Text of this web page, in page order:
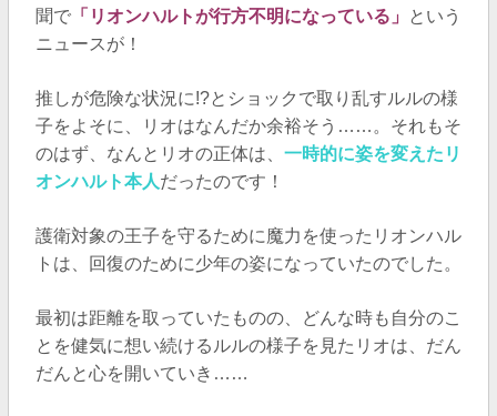
聞で「リオンハルトが行方不明になっている」
という
ニュースが！
推しが危険な状況に!?とショックで取り乱すルルの様
子をよそに、リオはなんだか余裕そう……。それもそ
のはず、なんとリオの正体は、 一時的に姿を変えたリ
オンハルト本人だったのです！
護衛対象の王子を守るために魔力を使ったリオンハル
トは、回復のために少年の姿になっていたのでした。
最初は距離を取っていたものの、どんな時も自分のこ
とを健気に想い続けるルルの様子を見たリオは、だん
だんと心を開いていき……